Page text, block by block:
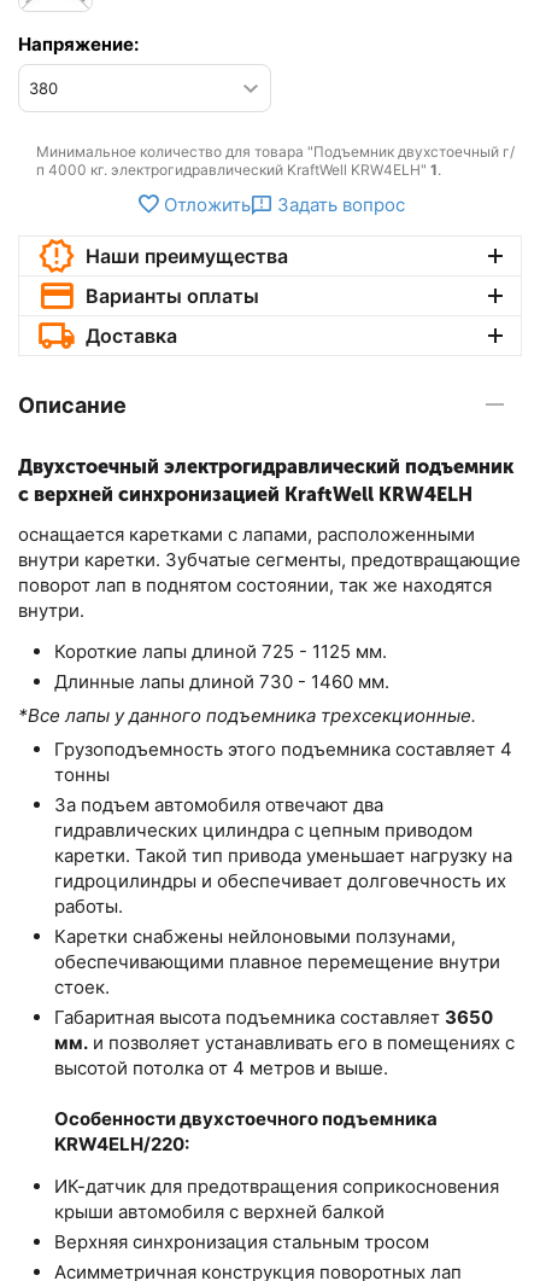
Напряжение:
Минимальное количество для товара "Подъемник двухстоечный г/
п 4000 кг. электрогидравлический KraftWell KRW4ELH" 1.
Отложить Задать вопрос
Наши преимущества
Варианты оплаты
Доставка
Описание
Двухстоечный электрогидравлический подъемник
с верхней синхронизацией KraftWell KRW4ELH
оснащается каретками с лапами, расположенными
внутри каретки. Зубчатые сегменты, предотвращающие
поворот лап в поднятом состоянии, так же находятся
внутри.
Короткие лапы длиной 725 - 1125 мм.
Длинные лапы длиной 730 - 1460 мм.
*Все лапы у данного подъемника трехсекционные.
Грузоподъемность этого подъемника составляет 4
тонны
За подъем автомобиля отвечают два
гидравлических цилиндра с цепным приводом
каретки. Такой тип привода уменьшает нагрузку на
гидроцилиндры и обеспечивает долговечность их
работы.
Каретки снабжены нейлоновыми ползунами,
обеспечивающими плавное перемещение внутри
стоек.
Габаритная высота подъемника составляет 3650
мм. и позволяет устанавливать его в помещениях с
высотой потолка от 4 метров и выше.
Особенности двухстоечного подъемника
KRW4ELH/220:
ИК-датчик для предотвращения соприкосновения
крыши автомобиля с верхней балкой
Верхняя синхронизация стальным тросом
Асимметричная конструкция поворотных лап